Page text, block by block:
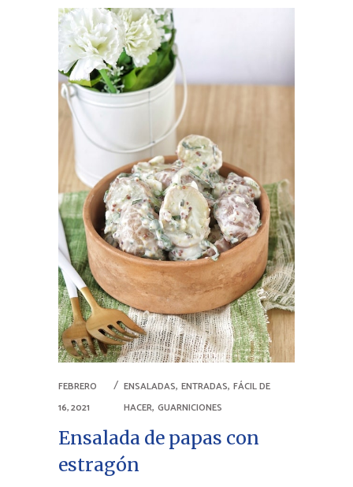
FEBRERO
16, 2021
ENSALADAS, ENTRADAS, FÁCIL DE
HACER, GUARNICIONES
Ensalada de papas con
estragón